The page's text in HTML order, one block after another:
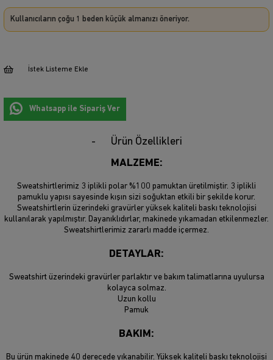
Kullanıcıların çoğu 1 beden küçük almanızı öneriyor.
İstek Listeme Ekle
Whatsapp ile Sipariş Ver
Ürün Özellikleri
MALZEME:
Sweatshirtlerimiz 3 iplikli polar %100 pamuktan üretilmiştir. 3 iplikli
pamuklu yapısı sayesinde kışın sizi soğuktan etkili bir şekilde korur.
Sweatshirtlerin üzerindeki gravürler yüksek kaliteli baskı teknolojisi
kullanılarak yapılmıştır. Dayanıklıdırlar, makinede yıkamadan etkilenmezler.
Sweatshirtlerimiz zararlı madde içermez.
DETAYLAR:
Sweatshirt üzerindeki gravürler parlaktır ve bakım talimatlarına uyulursa
kolayca solmaz.
Uzun kollu
Pamuk
BAKIM:
Bu ürün makinede 40 derecede yıkanabilir. Yüksek kaliteli baskı teknolojisi